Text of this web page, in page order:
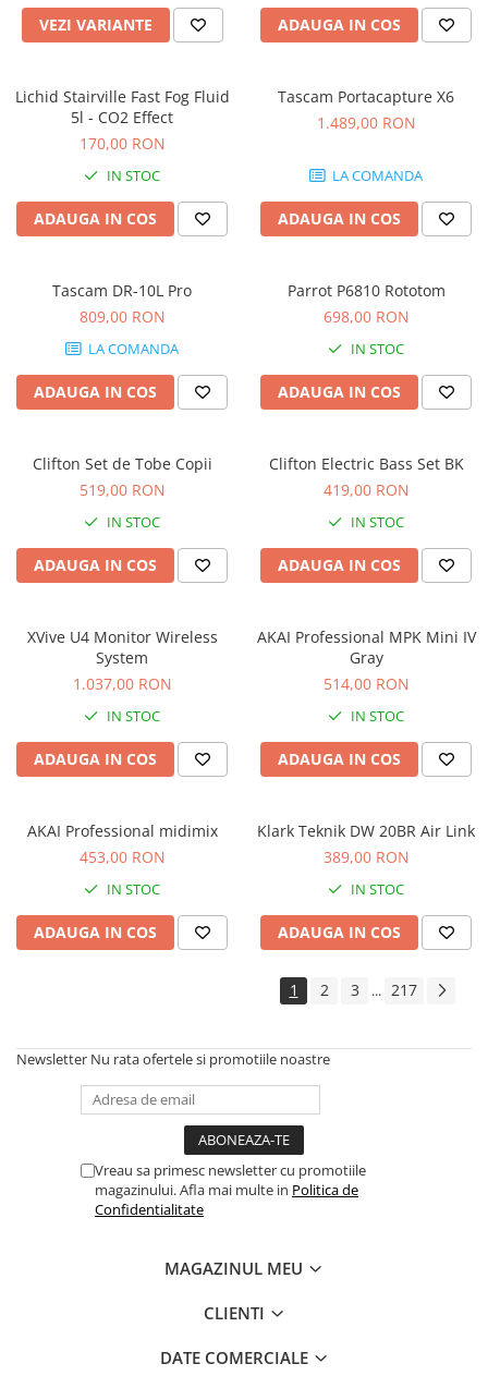
Protectii antifonice pentru urechi
Recordere portabile
Sintetizatoare
Standuri si stative de monitoare
Subwoofere de studio
Tratament acustic
Accesorii pentru lumini
Bare Led
Cabluri de Alimentare
Case-uri de lumini
Comenzi si controllere
Efecte de lumini
Masini de fum si ceata
Mixere DMX
Moving Head-uri
Proiectoare
Scene şi Ring-uri de Dans
Stative si schela lumini
Instrumente Muzicale
Chitare si bass
Claviaturi
Instrumente de percutie
Instrumente de suflat
Instrumente si jucarii pentru copii
Instrumente traditionale
Tobe
Case-uri DJ
CD Playere DJ
Console DJ
Controllere MIDI - USB DAW
Genti pentru DJ
Samplere si controllere
Cabluri adaptoare, cabluri Y
VEZI VARIANTE ADAUGA IN COS
Lichid Stairville Fast Fog Fluid
5l - CO2 Effect
170,00 RON
IN STOC
ADAUGA IN COS
Tascam Portacapture X6
1.489,00 RON
LA COMANDA
ADAUGA IN COS
Tascam DR-10L Pro
809,00 RON
LA COMANDA
ADAUGA IN COS
Parrot P6810 Rototom
698,00 RON
IN STOC
ADAUGA IN COS
Clifton Set de Tobe Copii
519,00 RON
IN STOC
ADAUGA IN COS
Clifton Electric Bass Set BK
419,00 RON
IN STOC
ADAUGA IN COS
XVive U4 Monitor Wireless
System
1.037,00 RON
IN STOC
ADAUGA IN COS
AKAI Professional MPK Mini IV
Gray
514,00 RON
IN STOC
ADAUGA IN COS
AKAI Professional midimix
453,00 RON
IN STOC
ADAUGA IN COS
Klark Teknik DW 20BR Air Link
389,00 RON
IN STOC
ADAUGA IN COS
1 2 3 ... 217
Newsletter Nu rata ofertele si promotiile noastre
Vreau sa primesc newsletter cu promotiile
magazinului. Afla mai multe in Politica de
Confidentialitate
MAGAZINUL MEU
CLIENTI
DATE COMERCIALE